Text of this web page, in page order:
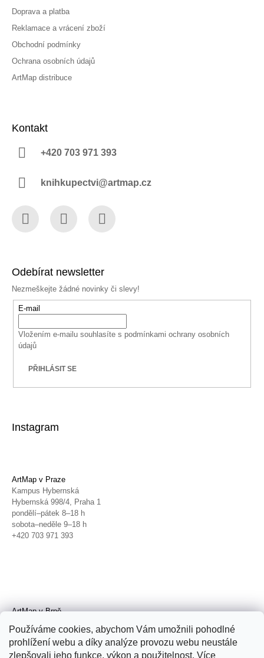
Používáme cookies, abychom Vám umožnili pohodlné
prohlížení webu a díky analýze provozu webu neustále
zlepšovali jeho funkce, výkon a použitelnost. Více
Doprava a platba
Reklamace a vrácení zboží
Obchodní podmínky
Ochrana osobních údajů
ArtMap distribuce
Kontakt
+420 703 971 393
knihkupectvi@artmap.cz
Odebírat newsletter
Nezmeškejte žádné novinky či slevy!
E-mail
Vložením e-mailu souhlasíte s podmínkami ochrany osobních
údajů
PŘIHLÁSIT SE
Instagram
ArtMap v Praze
Kampus Hybernská
Hybernská 998/4, Praha 1
pondělí–pátek 8–18 h
sobota–neděle 9–18 h
+420 703 971 393
ArtMap v Brně
Radnická 4, Brno
úterý–pátek 11–19 h
sobota 14–19 h